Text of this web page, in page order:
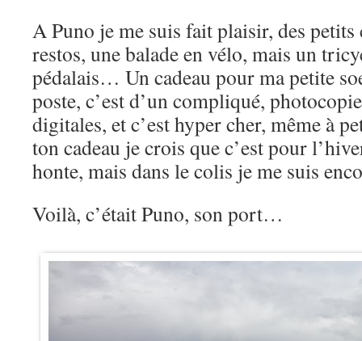
A Puno je me suis fait plaisir, des petits
restos, une balade en vélo, mais un
pédalais… Un cadeau pour ma petite
poste, c’est d’un compliqué,
digitales, et c’est hyper cher, même à
ton cadeau je crois que c’est pour
honte, mais dans le colis je me suis
Voilà, c’était Puno, son port…